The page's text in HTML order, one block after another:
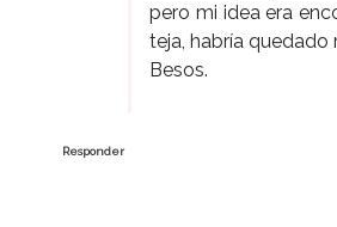
pero mi idea era
teja, habría quedado
Besos.
Responder